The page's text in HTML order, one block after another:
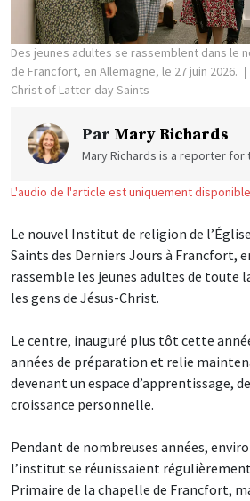
Des jeunes adultes se rassemblent dans le
de Francfort, en Allemagne, le 27 juin 2026.
Christ of Latter-day Saints
Par Mary Richards
Mary Richards is a reporter for
L'audio de l'article est uniquement
Le nouvel Institut de religion de
Saints des Derniers Jours à Francfort,
rassemble les jeunes adultes de toute
les gens de Jésus-Christ.
Le centre, inauguré plus tôt cette
années de préparation et relie
devenant un espace d’apprentissage,
croissance personnelle.
Pendant de nombreuses années,
l’institut se réunissaient
Primaire de la chapelle de Francfort,